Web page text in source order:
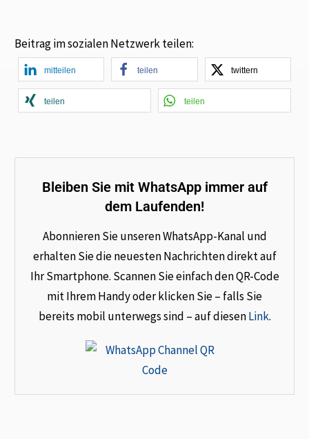
Beitrag im sozialen Netzwerk teilen:
mitteilen teilen twittern
teilen teilen
Bleiben Sie mit WhatsApp immer auf
dem Laufenden!
Abonnieren Sie unseren WhatsApp-Kanal und
erhalten Sie die neuesten Nachrichten direkt auf
Ihr Smartphone. Scannen Sie einfach den QR-Code
mit Ihrem Handy oder klicken Sie – falls Sie
bereits mobil unterwegs sind – auf diesenLink.